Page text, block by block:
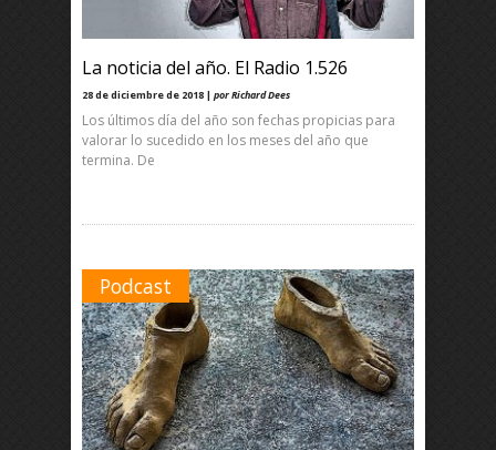
La noticia del año. El Radio 1.526
28 de diciembre de 2018 | por Richard Dees
Los últimos día del año son fechas propicias para
valorar lo sucedido en los meses del año que
termina. De
Podcast